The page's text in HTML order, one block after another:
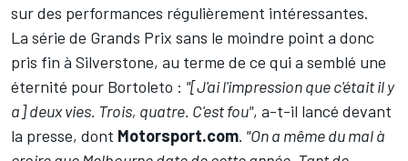
sur des performances régulièrement intéressantes.
La série de Grands Prix sans le moindre point a donc
pris fin à Silverstone, au terme de ce qui a semblé une
éternité pour Bortoleto : "[J'ai l'impression que c'était il y
a] deux vies. Trois, quatre. C'est fou", a-t-il lancé devant
la presse, dont Motorsport.com. "On a même du mal à